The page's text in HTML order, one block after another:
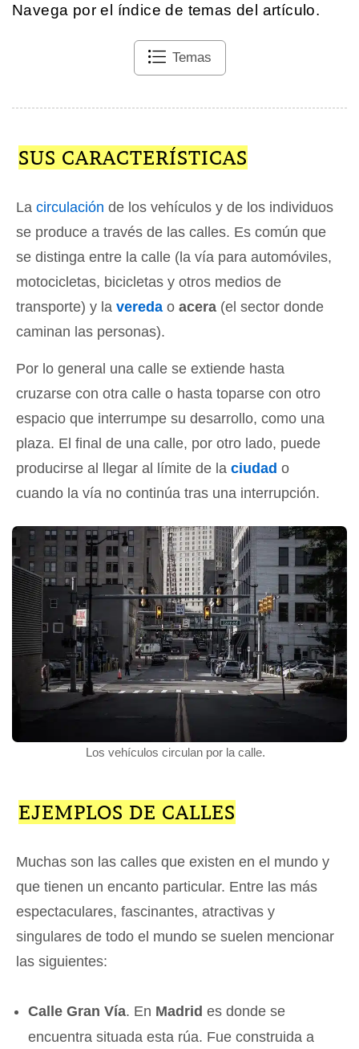
Navega por el índice de temas del artículo.
Temas
SUS CARACTERÍSTICAS
La circulación de los vehículos y de los individuos
se produce a través de las calles. Es común que
se distinga entre la calle (la vía para automóviles,
motocicletas, bicicletas y otros medios de
transporte) y la vereda o acera (el sector donde
caminan las personas).
Por lo general una calle se extiende hasta
cruzarse con otra calle o hasta toparse con otro
espacio que interrumpe su desarrollo, como una
plaza. El final de una calle, por otro lado, puede
producirse al llegar al límite de la ciudad o
cuando la vía no continúa tras una interrupción.
Los vehículos circulan por la calle.
EJEMPLOS DE CALLES
Muchas son las calles que existen en el mundo y
que tienen un encanto particular. Entre las más
espectaculares, fascinantes, atractivas y
singulares de todo el mundo se suelen mencionar
las siguientes:
Calle Gran Vía. En Madrid es donde se
encuentra situada esta rúa. Fue construida a